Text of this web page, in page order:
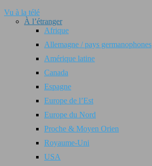
Vu à la télé
À l’étranger
Afrique
Allemagne / pays germanophones
Amérique latine
Canada
Espagne
Europe de l’Est
Europe du Nord
Proche & Moyen Orien
Royaume-Uni
USA